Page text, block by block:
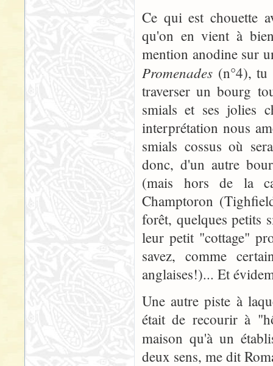
Ce qui est chouette
qu'on en vient à
mention anodine sur
Promenades (n°4),
traverser un bourg
smials et ses jolies
interprétation nous
smials cossus où
donc, d'un autre
(mais hors de la
Champtoron
forêt, quelques petits
leur petit "cottage"
savez, comme
anglaises!)... Et
Une autre piste à
était de recourir à
maison qu'à un
deux sens, me dit